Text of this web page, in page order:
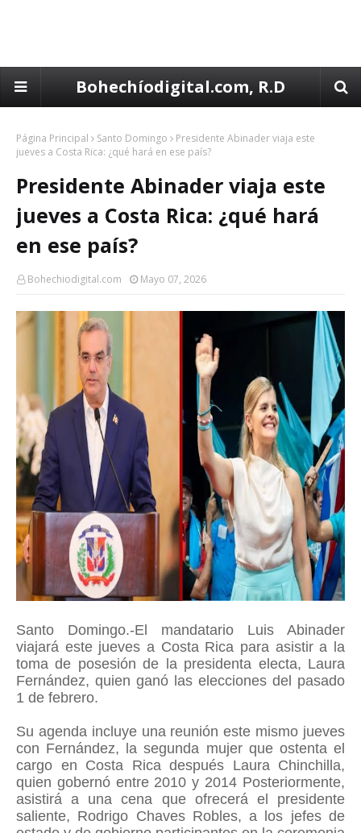
Bohechíodigital.com, R.D
Página Principal Santo Domingo
Presidente Abinader viaja este
jueves a Costa Rica: ¿qué hará en ese país?
Presidente Abinader viaja este
jueves a Costa Rica: ¿qué hará
en ese país?
Bohechiodigital.com Mayo 07, 2026
Santo Domingo.-El mandatario Luis Abinader
viajará este jueves a Costa Rica para asistir a la
toma de posesión de la presidenta electa, Laura
Fernández, quien ganó las elecciones del pasado
1 de febrero.
Su agenda incluye una reunión este mismo jueves
con Fernández, la segunda mujer que ostenta el
cargo en Costa Rica después Laura Chinchilla,
quien gobernó entre 2010 y 2014 Posteriormente,
asistirá a una cena que ofrecerá el presidente
saliente, Rodrigo Chaves Robles, a los jefes de